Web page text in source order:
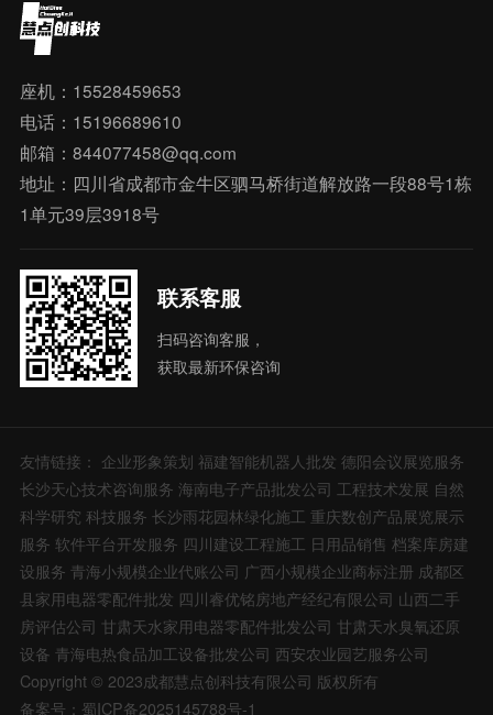
座机：15528459653
电话：15196689610
邮箱：844077458@qq.com
地址：四川省成都市金牛区驷马桥街道解放路一段88号1栋
1单元39层3918号
联系客服
扫码咨询客服，
获取最新环保咨询
友情链接： 企业形象策划 福建智能机器人批发 德阳会议展览服务
长沙天心技术咨询服务 海南电子产品批发公司 工程技术发展 自然
科学研究 科技服务 长沙雨花园林绿化施工 重庆数创产品展览展示
服务 软件平台开发服务 四川建设工程施工 日用品销售 档案库房建
设服务 青海小规模企业代账公司 广西小规模企业商标注册 成都区
县家用电器零配件批发 四川睿优铭房地产经纪有限公司 山西二手
房评估公司 甘肃天水家用电器零配件批发公司 甘肃天水臭氧还原
设备 青海电热食品加工设备批发公司 西安农业园艺服务公司
Copyright © 2023成都慧点创科技有限公司 版权所有
备案号：蜀ICP备2025145788号-1